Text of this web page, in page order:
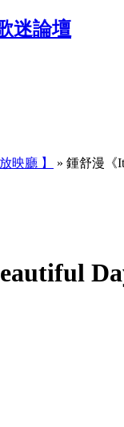
映廳 】
» 鍾舒漫《